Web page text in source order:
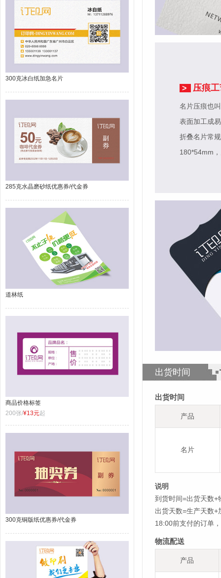
300克冰白纸加急名片
285克水晶磨砂纸优惠券/代金券
道林纸
商品价格标签
200张/¥13元起
300克铜版纸优惠券/代金券
> 压痕
名片压痕也
表面加工成
折叠名片常
180*54mm ，
出货时间
出货时间
产品
名片
说明
到货时间=出货天数+
出货天数=生产天数
18:00前支付的订单
物流配送
产品